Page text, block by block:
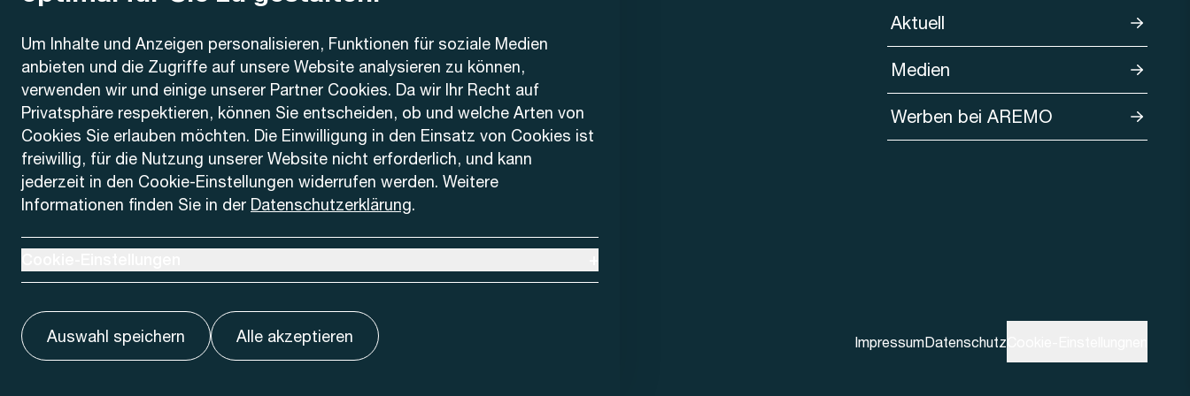
Um Inhalte und Anzeigen personalisieren, Funktionen für soziale Medien
anbieten und die Zugriffe auf unsere Website analysieren zu können,
verwenden wir und einige unserer Partner Cookies. Da wir Ihr Recht auf
Privatsphäre respektieren, können Sie entscheiden, ob und welche Arten von
Cookies Sie erlauben möchten. Die Einwilligung in den Einsatz von Cookies ist
freiwillig, für die Nutzung unserer Website nicht erforderlich, und kann
jederzeit in den Cookie-Einstellungen widerrufen werden. Weitere
Informationen finden Sie in der Datenschutzerklärung.
Auswahl speichern Alle akzeptieren
AREMO
Busbetrieb Solothurn Grenchen und Umgebung AG
Dornacherstrasse 48
4500 Solothurn
Telefon
+41 32 622 37 22
Kontaktformular
Aktuell
Medien
Werben bei AREMO
ImpressumDatenschutz